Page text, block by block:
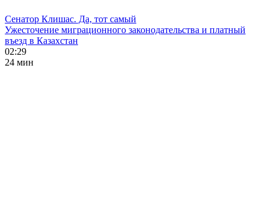
Сенатор Клишас. Да, тот самый
Ужесточение миграционного законодательства и платный
въезд в Казахстан
02:29
24 мин